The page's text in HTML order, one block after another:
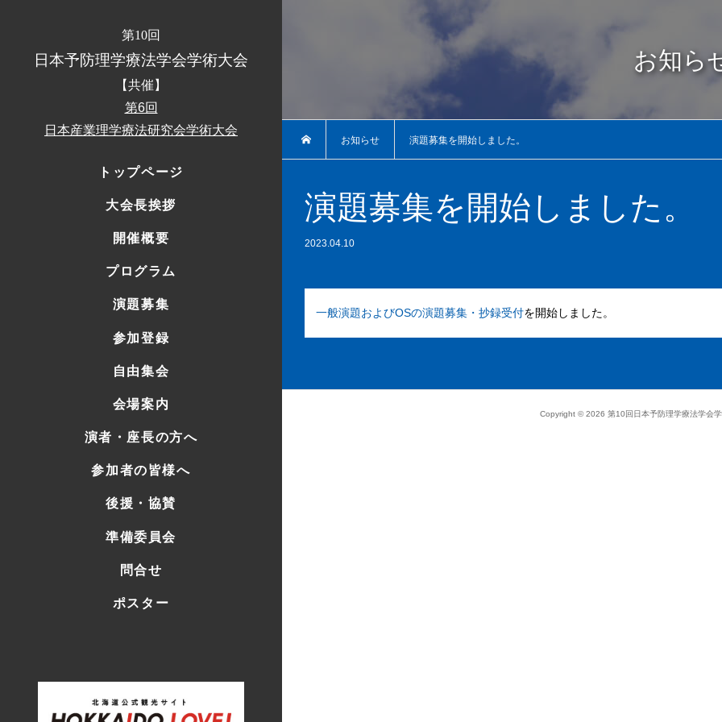
お知ら
お知らせ 演題募集を開始しました。
演題募集を開始しました。
2023.04.10
一般演題およびOSの演題募集・抄録受付を開始しました。
第10回
日本予防理学療法学会学術大会
【共催】
第6回
日本産業理学療法研究会学術大会
トップページ
大会長挨拶
開催概要
プログラム
演題募集
参加登録
自由集会
会場案内
演者・座長の方へ
参加者の皆様へ
後援・協賛
準備委員会
問合せ
ポスター
Copyright ©2026 第10回日本予防理学療法学会